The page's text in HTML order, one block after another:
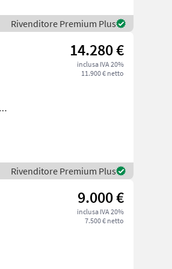
Rivenditore Premium Plus
14.280 €
inclusa IVA 20%
11.900 € netto
Rivenditore Premium Plus
9.000 €
inclusa IVA 20%
7.500 € netto